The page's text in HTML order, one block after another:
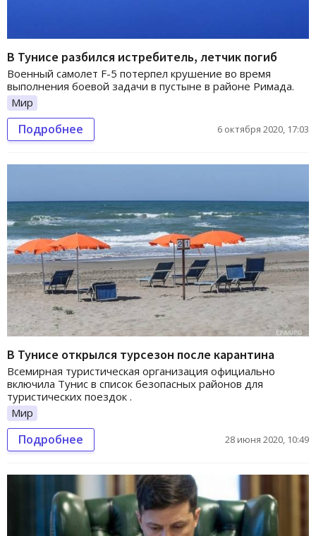
В Тунисе разбился истребитель, летчик погиб
Военный самолет F-5 потерпел крушение во время
выполнения боевой задачи в пустыне в районе Римада.
Мир
Подробнее 6 октября 2020, 17:03
В Тунисе открылся турсезон после карантина
Всемирная туристическая организация официально
включила Тунис в список безопасных районов для
туристических поездок .
Мир
Подробнее 28 июня 2020, 10:49